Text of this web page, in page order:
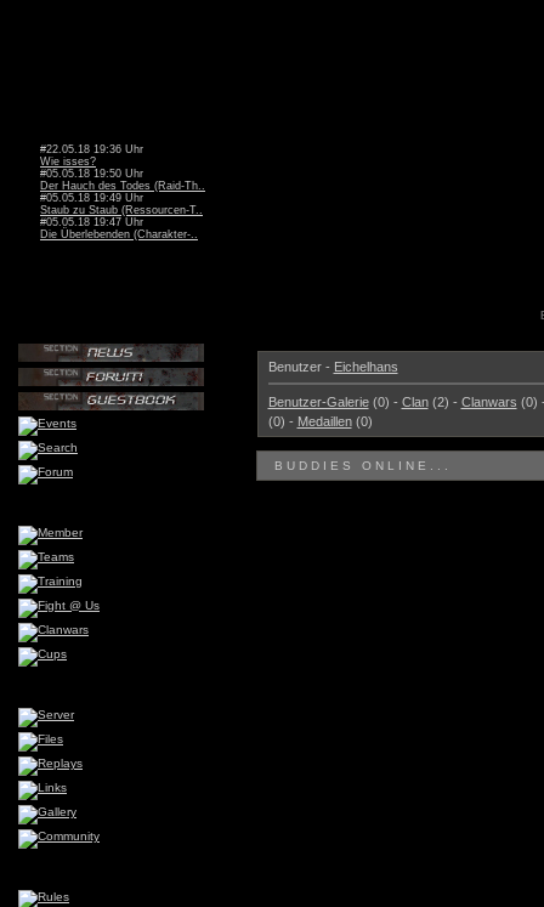
#22.05.18 19:36 Uhr
Wie isses?
#05.05.18 19:50 Uhr
Der Hauch des Todes (Raid-Th..
#05.05.18 19:49 Uhr
Staub zu Staub (Ressourcen-T..
#05.05.18 19:47 Uhr
Die Überlebenden (Charakter-..
Benutzer - Eichelhans
Benutzer-Galerie(0) - Clan(2) - Clanwars (0)
(0) - Medaillen(0)
BUDDIES ONLINE...